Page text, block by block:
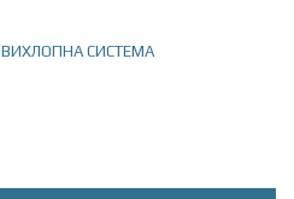
ВИХЛОПНА СИСТЕМА